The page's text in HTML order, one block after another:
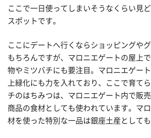
ここで一日使ってしまいそうなくらい見
スポットです。
ここにデートへ行くならショッピングや
もちろんですが、マロニエゲートの屋上
物やミツバチにも要注目。マロニエゲー
上緑化にも力を入れており、ここで育て
チのはちみつは、マロニエゲート内で販
商品の食材としても使われています。マ
材を使った特別な一品は銀座土産として